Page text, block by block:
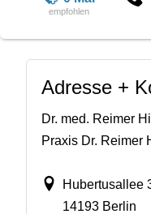
Adresse +
Dr. med. Reimer
Praxis Dr. Reimer
Hubertusallee
14193 Berlin